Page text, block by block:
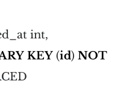
int,
KEY (id) NOT